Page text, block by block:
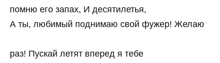
помню его запах, И десятилетья,
А ты, любимый поднимаю свой фужер! Желаю
раз! Пускай летят вперед я тебе